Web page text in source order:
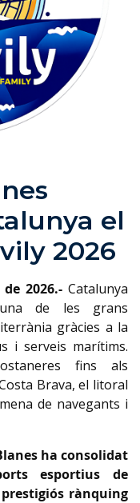
el
2026
2026.- Catalunya
una de les grans
gràcies a la
i serveis marítims.
fins als
Brava, el litoral
de navegants i
ha consolidat
esportius de
rànquing